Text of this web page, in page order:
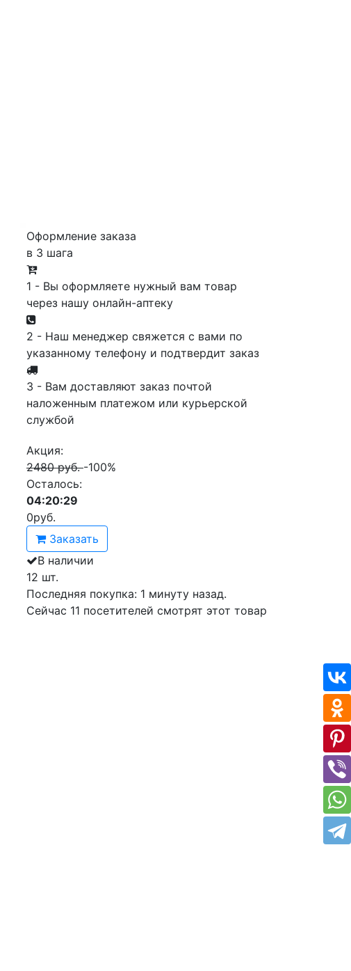
Оформление заказа
в 3 шага
1 - Вы оформляете нужный вам товар
через нашу онлайн-аптеку
2 - Наш менеджер свяжется с вами по
указанному телефону и подтвердит заказ
3 - Вам доставляют заказ почтой
наложенным платежом или курьерской
службой
Акция:
2480 руб.-100%
Осталось:
04:20:29
0руб.
Заказать
В наличии
12 шт.
Последняя покупка: 1 минуту назад.
Сейчас 11 посетителей смотрят этот товар